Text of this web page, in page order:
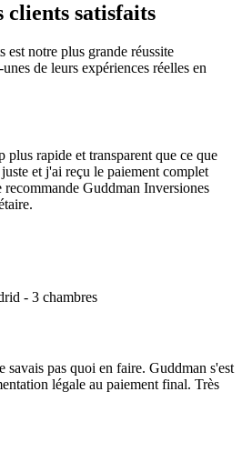
clients satisfaits
est notre plus grande réussite
de leurs expériences réelles en
plus rapide et transparent que ce que
et j'ai reçu le paiement complet
recommande Guddman Inversiones
- 3 chambres
savais pas quoi en faire. Guddman s'est
légale au paiement final. Très